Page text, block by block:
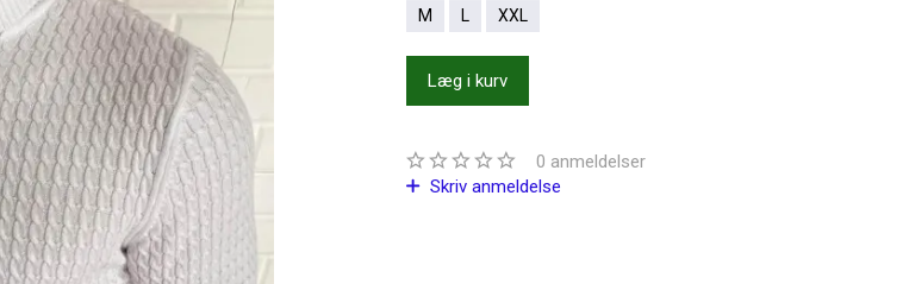
M L XXL
Læg i kurv
0 anmeldelser
Skriv anmeldelse